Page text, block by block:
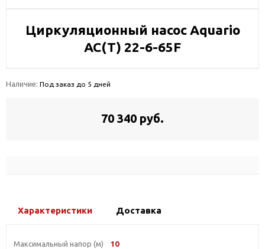
Циркуляционный насос Aquario
AC(T) 22-6-65F
Наличие: Под заказ до 5 дней
70 340 руб.
Характеристики Доставка
Максимальный напор (м)
10